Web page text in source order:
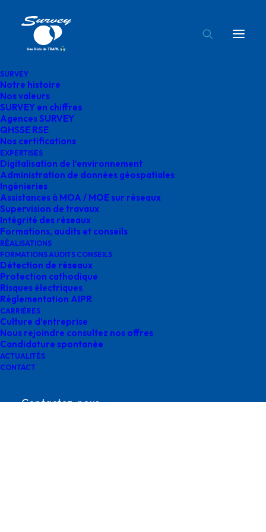
SURVEY
Notre histoire
Nos valeurs
SURVEY en chiffres
Agences SURVEY
QHSSE RSE
Nos certifications
EXPERTISES
Digitalisation de l’environnement
Administration de données géospatiales
Ingénieries
Assistances à MOA / MOE sur réseaux
Supervision de travaux
Intégrité des réseaux
Formations, audits et conseils
RÉALISATIONS
FORMATIONS AUDITS CONSEILS
Détection de réseaux
Protection cathodique
Risques électriques
Réglementation AIPR
CARRIÈRES
Culture d’entreprise
Nous rejoindre consultez nos offres
Candidature spontanée
ACTUALITÉS
CONTACT
Contactez-nous
Accueil Supervision de travaux
supervision survey
supervision survey